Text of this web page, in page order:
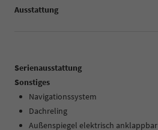
Ausstattung
Serienausstattung
Sonstiges
Navigationssystem
Dachreling
Außenspiegel elektrisch anklappbar